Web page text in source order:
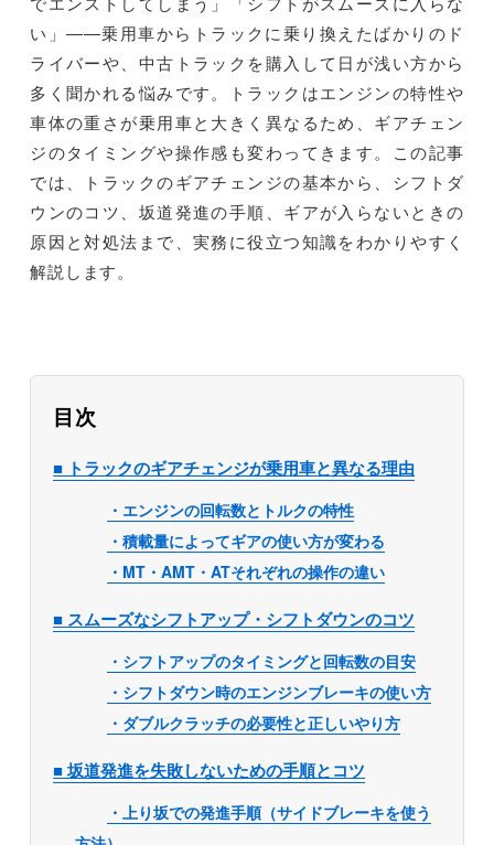
い」――乗用車からトラックに乗り換えたばかりのド
ライバーや、中古トラックを購入して日が浅い方から
多く聞かれる悩みです。トラックはエンジンの特性や
車体の重さが乗用車と大きく異なるため、ギアチェン
ジのタイミングや操作感も変わってきます。この記事
では、トラックのギアチェンジの基本から、シフトダ
ウンのコツ、坂道発進の手順、ギアが入らないときの
原因と対処法まで、実務に役立つ知識をわかりやすく
解説します。
目次
■ トラックのギアチェンジが乗用車と異なる理由
・エンジンの回転数とトルクの特性
・積載量によってギアの使い方が変わる
・MT・AMT・ATそれぞれの操作の違い
■ スムーズなシフトアップ・シフトダウンのコツ
・シフトアップのタイミングと回転数の目安
・シフトダウン時のエンジンブレーキの使い方
・ダブルクラッチの必要性と正しいやり方
■ 坂道発進を失敗しないための手順とコツ
・上り坂での発進手順（サイドブレーキを使う